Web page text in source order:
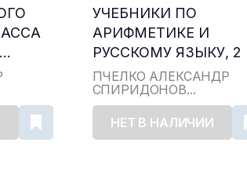
УЧЕБНИКИ ПО
АРИФМЕТИКЕ И
РУССКОМУ ЯЗЫКУ, 2
КЛАСС...
ПЧЁЛКО АЛЕКСАНДР
СПИРИДОНОВ...
НЕТ В НАЛИЧИИ